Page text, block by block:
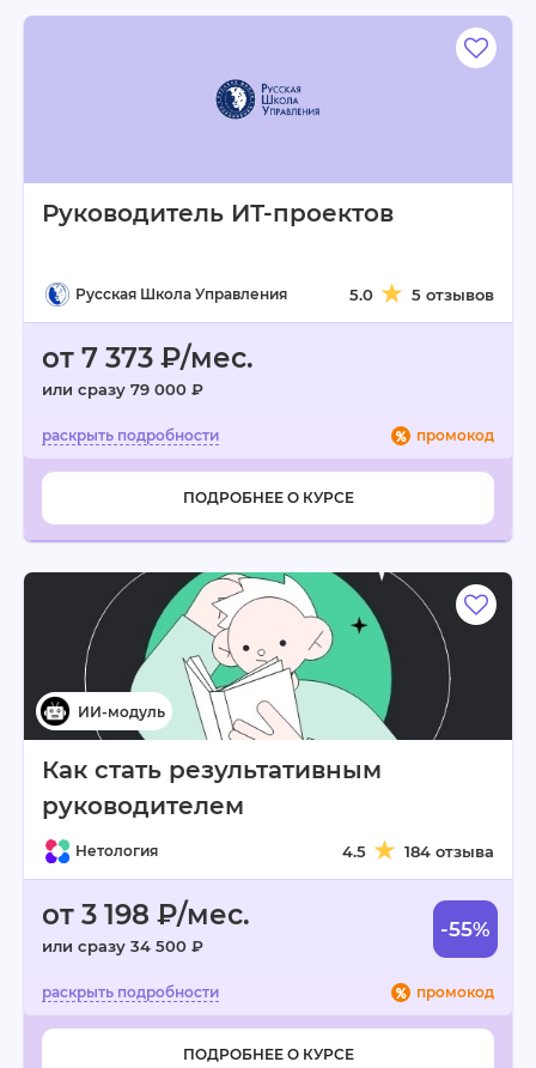
Руководитель ИТ-проектов
Русская Школа Управления 5.0 5 отзывов
от 7 373 ₽/мес.
или сразу 79 000 ₽
промокод
ПОДРОБНЕЕ О КУРСЕ
Как стать результативным
руководителем
Нетология 4.5 184 отзыва
от 3 198 ₽/мес.
или сразу 34 500 ₽
-55%
промокод
ПОДРОБНЕЕ О КУРСЕ